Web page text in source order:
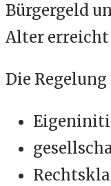
Bürgergeld
Alter
Die